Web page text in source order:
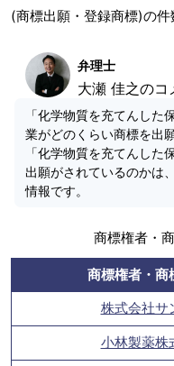
(商標出願・登録商標)の件
弁理士
大瀬 佳之のコ
「化学物質を充てんし
業がどのくらい商標を出
「化学物質を充てんし
出願がされているのかは
情報です。
商標権者・
商標権者・商
株式会社サ
小林製薬株